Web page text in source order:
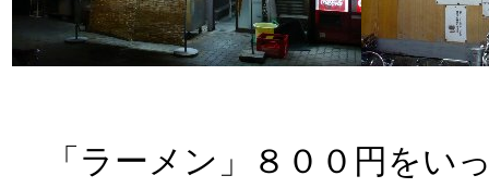
「ラーメン」８００円をい